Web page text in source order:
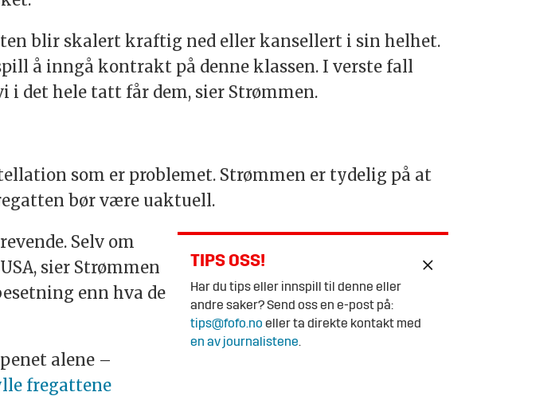
blir skalert kraftig ned eller kansellert i sin helhet.
å inngå kontrakt på denne klassen. I verste fall
i det hele tatt får dem, sier Strømmen.
som er problemet. Strømmen er tydelig på at
bør være uaktuell.
TIPS OSS!
Har du tips eller innspill til denne eller
andre saker? Send oss en e-post på:
tips@fofo.no eller ta direkte kontakt med
en av journalistene.
Selv om
sier Strømmen
enn hva de
alene –
fregattene